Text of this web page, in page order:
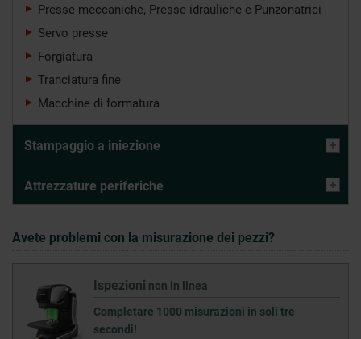
Presse meccaniche, Presse idrauliche e Punzonatrici
Servo presse
Forgiatura
Tranciatura fine
Macchine di formatura
Stampaggio a iniezione
Attrezzature periferiche
Avete problemi con la misurazione dei pezzi?
Ispezioni non in linea
Completare 1000 misurazioni in soli tre
secondi!